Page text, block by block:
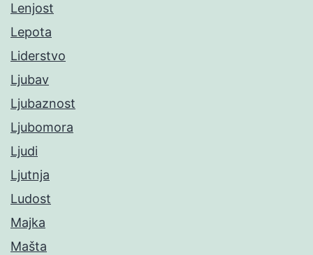
Lenjost
Lepota
Liderstvo
Ljubav
Ljubaznost
Ljubomora
Ljudi
Ljutnja
Ludost
Majka
Mašta